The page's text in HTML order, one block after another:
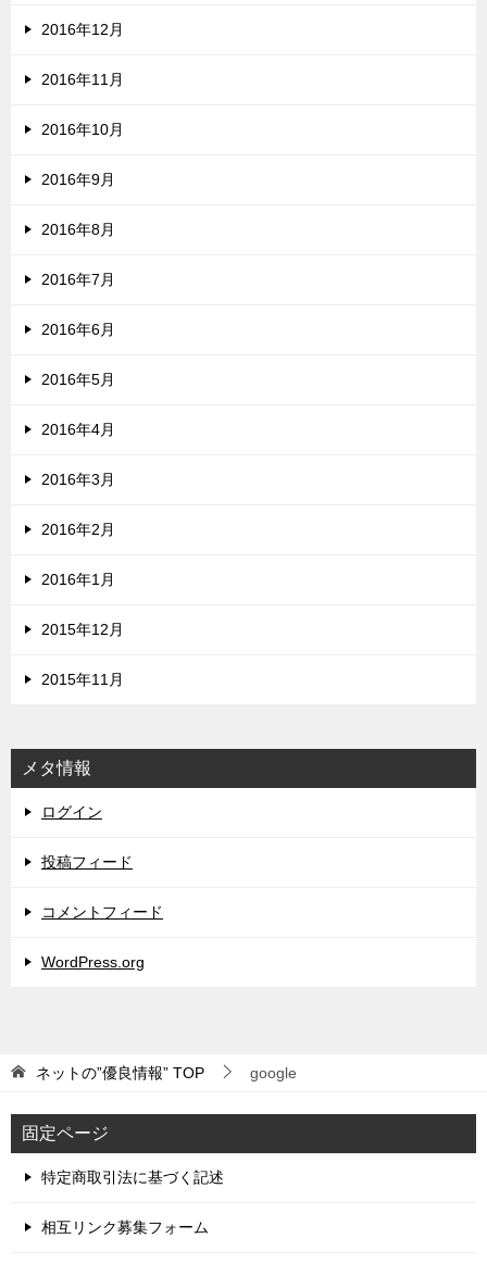
2016年12月
2016年11月
2016年10月
2016年9月
2016年8月
2016年7月
2016年6月
2016年5月
2016年4月
2016年3月
2016年2月
2016年1月
2015年12月
2015年11月
メタ情報
ログイン
投稿フィード
コメントフィード
WordPress.org
ネットの”優良情報” TOP google
固定ページ
特定商取引法に基づく記述
相互リンク募集フォーム